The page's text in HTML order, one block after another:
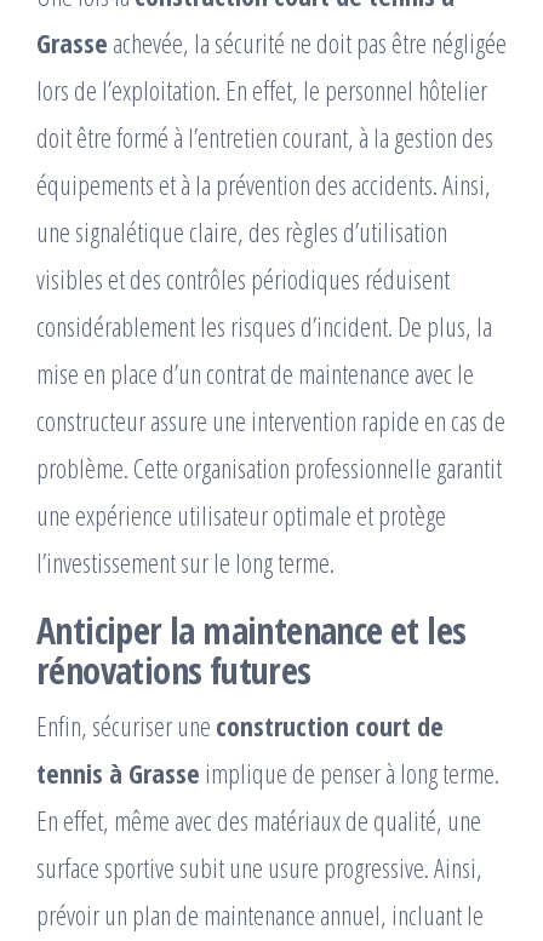
Grasse achevée, la sécurité ne doit pas être négligée
lors de l’exploitation. En effet, le personnel hôtelier
doit être formé à l’entretien courant, à la gestion des
équipements et à la prévention des accidents. Ainsi,
une signalétique claire, des règles d’utilisation
visibles et des contrôles périodiques réduisent
considérablement les risques d’incident. De plus, la
mise en place d’un contrat de maintenance avec le
constructeur assure une intervention rapide en cas de
problème. Cette organisation professionnelle garantit
une expérience utilisateur optimale et protège
l’investissement sur le long terme.
Anticiper la maintenance et les
rénovations futures
Enfin, sécuriser une construction court de
tennis à Grasse implique de penser à long terme.
En effet, même avec des matériaux de qualité, une
surface sportive subit une usure progressive. Ainsi,
prévoir un plan de maintenance annuel, incluant le